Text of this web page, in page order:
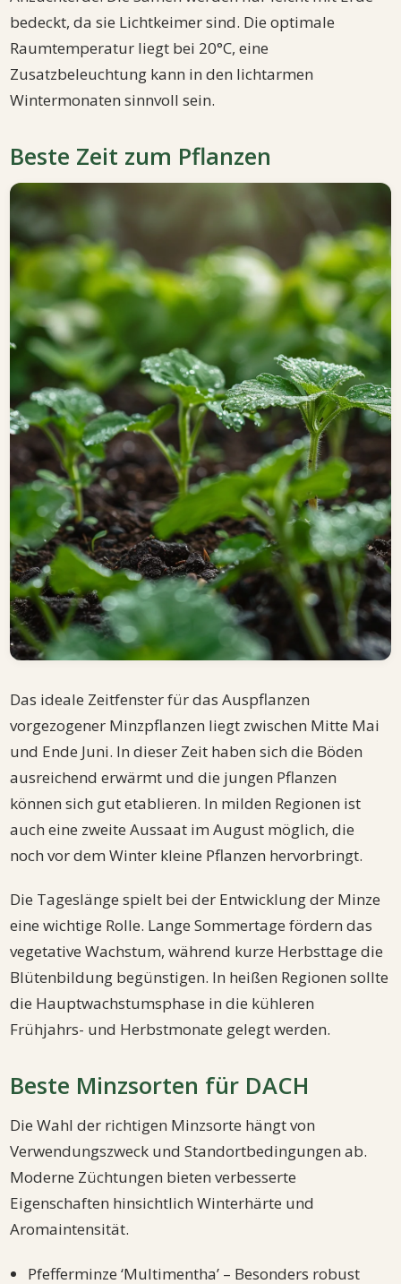
bedeckt, da sie Lichtkeimer sind. Die optimale
Raumtemperatur liegt bei 20°C, eine
Zusatzbeleuchtung kann in den lichtarmen
Wintermonaten sinnvoll sein.
Beste Zeit zum Pflanzen
Das ideale Zeitfenster für das Auspflanzen
vorgezogener Minzpflanzen liegt zwischen Mitte Mai
und Ende Juni. In dieser Zeit haben sich die Böden
ausreichend erwärmt und die jungen Pflanzen
können sich gut etablieren. In milden Regionen ist
auch eine zweite Aussaat im August möglich, die
noch vor dem Winter kleine Pflanzen hervorbringt.
Die Tageslänge spielt bei der Entwicklung der Minze
eine wichtige Rolle. Lange Sommertage fördern das
vegetative Wachstum, während kurze Herbsttage die
Blütenbildung begünstigen. In heißen Regionen sollte
die Hauptwachstumsphase in die kühleren
Frühjahrs- und Herbstmonate gelegt werden.
Beste Minzsorten für DACH
Die Wahl der richtigen Minzsorte hängt von
Verwendungszweck und Standortbedingungen ab.
Moderne Züchtungen bieten verbesserte
Eigenschaften hinsichtlich Winterhärte und
Aromaintensität.
Pfefferminze ‘Multimentha’ – Besonders robust